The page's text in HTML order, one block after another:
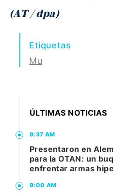
(AT / dpa)
Etiquetas
Mu
ÚLTIMAS NOTICIAS
9:37 AM
Presentaron en
para la OTAN: un
enfrentar armas
9:00 AM